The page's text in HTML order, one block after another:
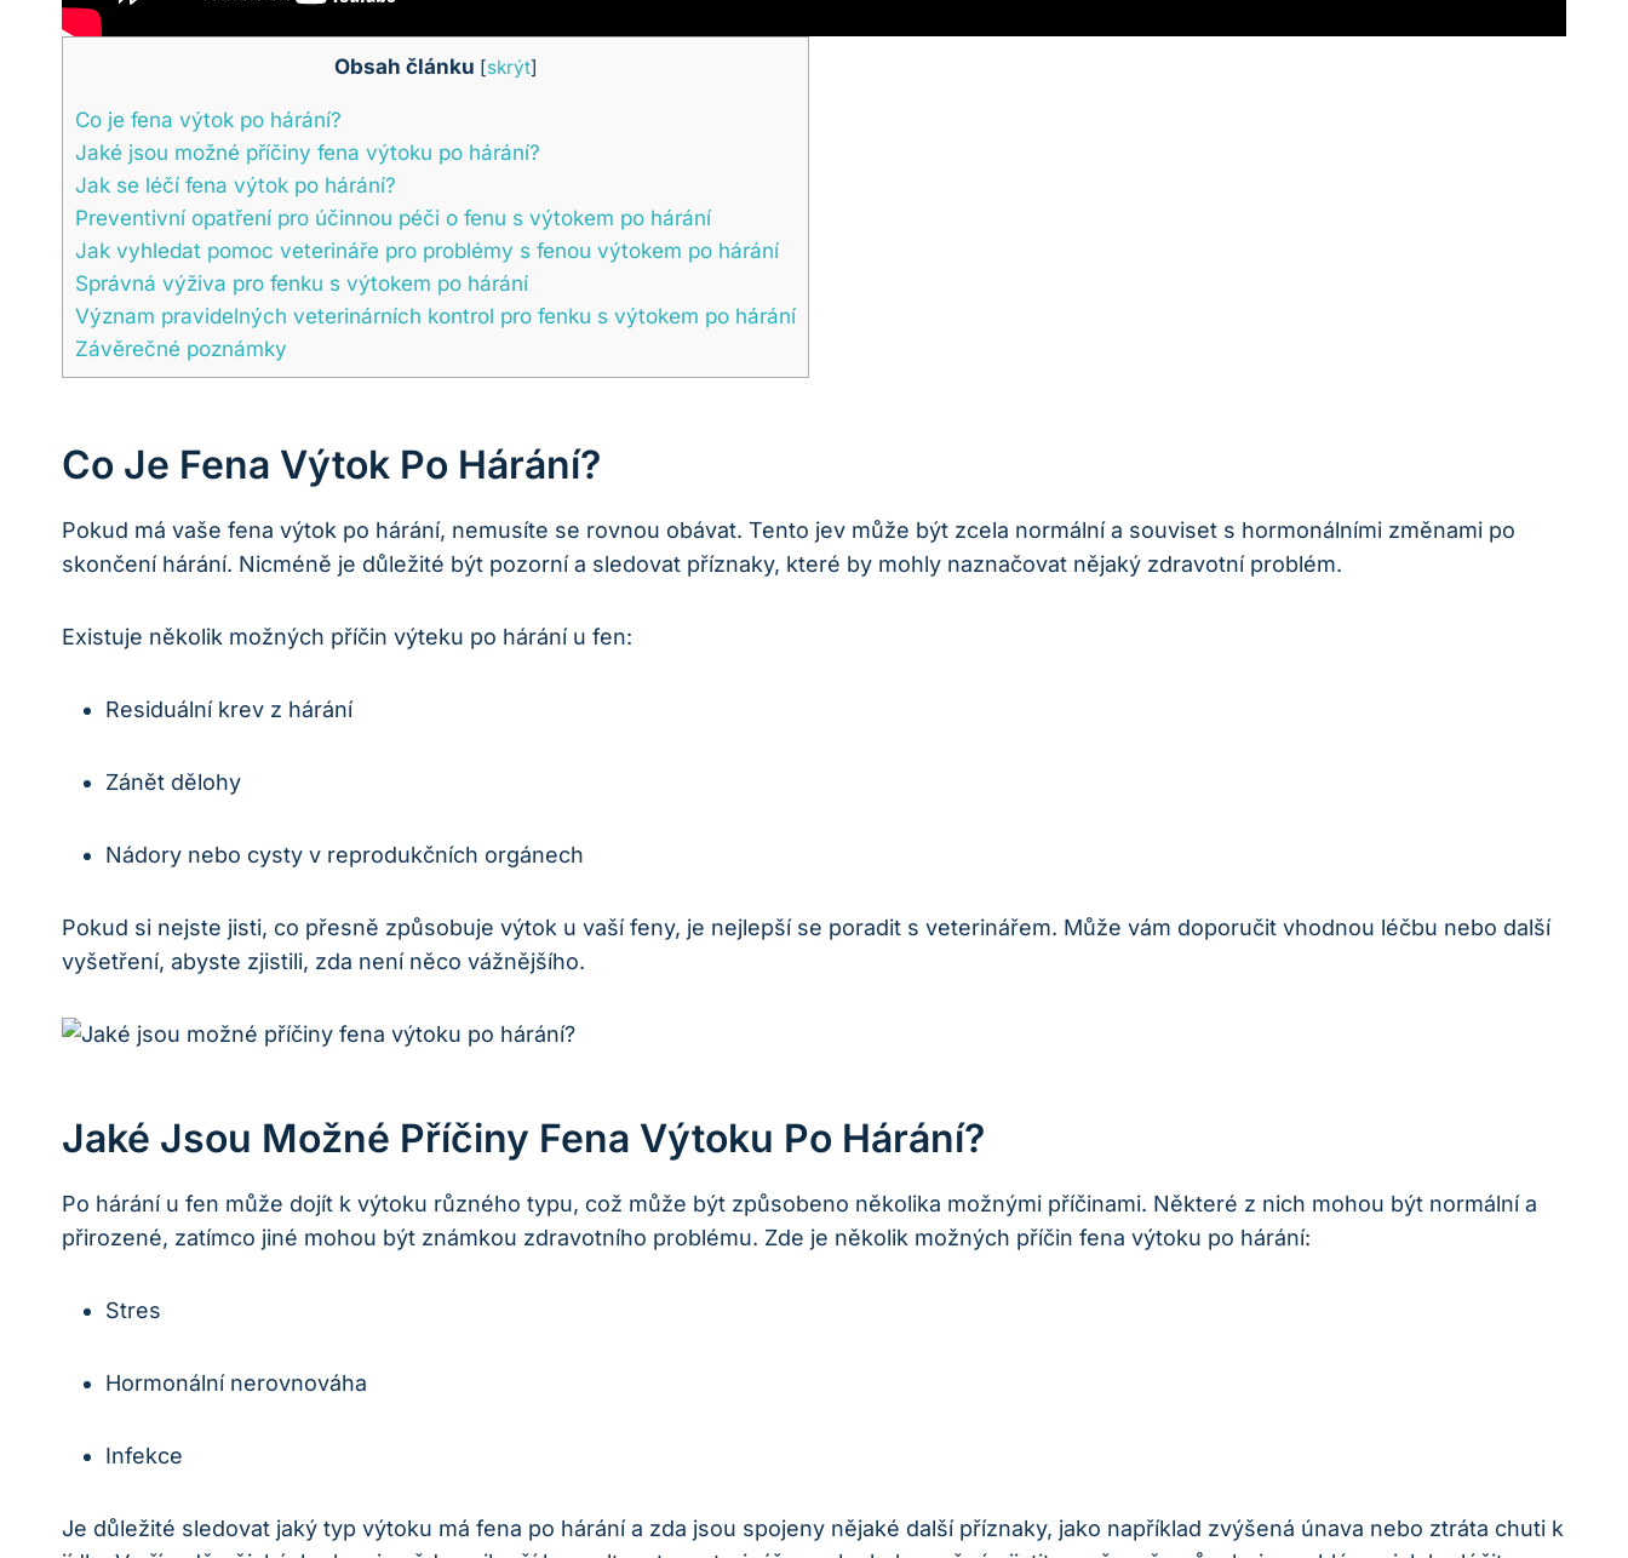
Obsah článku [skrýt]
Co je fena výtok po hárání?
Jaké jsou možné příčiny fena výtoku po hárání?
Jak se léčí fena výtok po hárání?
Preventivní opatření pro účinnou péči o fenu s výtokem po hárání
Jak vyhledat pomoc veterináře pro problémy s fenou výtokem po hárání
Správná výživa pro fenku s výtokem po hárání
Význam pravidelných veterinárních kontrol pro fenku s výtokem po hárání
Závěrečné poznámky
Co Je Fena Výtok Po Hárání?
Pokud má vaše fena výtok po hárání, nemusíte se rovnou obávat. Tento jev může být zcela normální a souviset s hormonálními změnami po
skončení hárání. Nicméně je důležité být pozorní a sledovat příznaky, které by mohly naznačovat nějaký zdravotní problém.
Existuje několik možných příčin výteku po hárání u fen:
Residuální krev z hárání
Zánět dělohy
Nádory nebo cysty v reprodukčních orgánech
Pokud si nejste jisti, co přesně způsobuje výtok u vaší feny, je nejlepší se poradit s veterinářem. Může vám doporučit vhodnou léčbu nebo další
vyšetření, abyste zjistili, zda není něco vážnějšího.
Jaké Jsou Možné Příčiny Fena Výtoku Po Hárání?
Po hárání u fen může dojít k výtoku různého typu, což může být způsobeno několika možnými příčinami. Některé z nich mohou být normální a
přirozené, zatímco jiné mohou být známkou zdravotního problému. Zde je několik možných příčin fena výtoku po hárání:
Stres
Hormonální nerovnováha
Infekce
Je důležité sledovat jaký typ výtoku má fena po hárání a zda jsou spojeny nějaké další příznaky, jako například zvýšená únava nebo ztráta chuti k